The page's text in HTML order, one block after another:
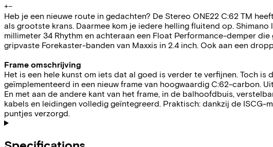
+−
Heb je een nieuwe route in gedachten? De Stereo ONE22 C:62 TM
als grootste krans. Daarmee kom je iedere helling fluitend op.
millimeter 34 Rhythm en achteraan een Float Performance-demper
gripvaste Forekaster-banden van Maxxis in 2.4 inch. Ook aan een
Frame omschrijving
Het is een hele kunst om iets dat al goed is verder te verfijnen. Toch
geïmplementeerd in een nieuw frame van hoogwaardig C:62-carbon.
En met aan de andere kant van het frame, in de balhoofdbuis,
kabels en leidingen volledig geïntegreerd. Praktisch: dankzij de
puntjes verzorgd.